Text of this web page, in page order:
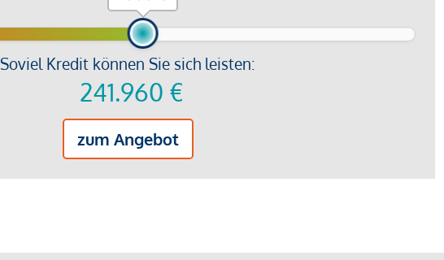
Soviel Kredit können Sie sich leisten:
241.960 €
zum Angebot